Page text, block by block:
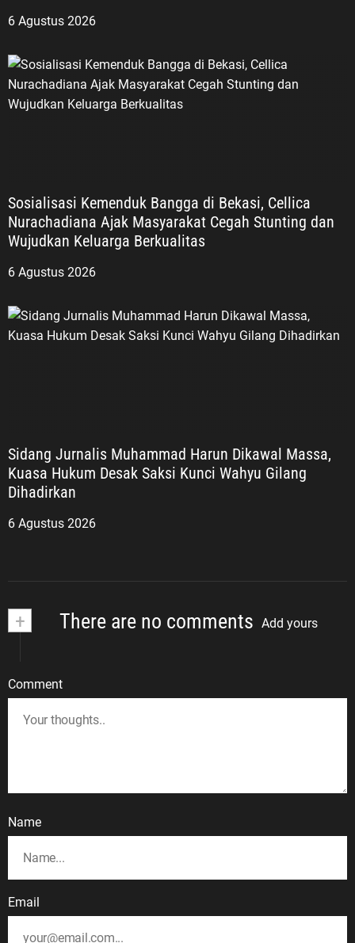
6 Agustus 2026
Sosialisasi Kemenduk Bangga di Bekasi, Cellica
Nurachadiana Ajak Masyarakat Cegah Stunting dan
Wujudkan Keluarga Berkualitas
6 Agustus 2026
Sidang Jurnalis Muhammad Harun Dikawal Massa,
Kuasa Hukum Desak Saksi Kunci Wahyu Gilang
Dihadirkan
6 Agustus 2026
+ There are no comments Add yours
Comment
Name
Email